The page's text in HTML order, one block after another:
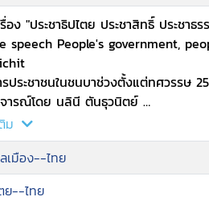
อง "ประชาธิปไตย ประชาสิทธิ์ ประชา
speech People's government,
ประชาชนในชนบาช่วงตั้งแต่ทศวรรษ
ารณ์โดย นลินี ตันธุวนิตย์
งงานกับการเป็นขบวนการทางสังคม
แรงงานรัฐวิสาหกิจ การแปรรูปและยุ
แล ดิลกวิทยารัตน์, วิจารณ์โดย ศักดิ
นรัฐวิสาหกิจ...ความเป็นมาและผลก
ม
เมือง--ไทย
ย--ไทย